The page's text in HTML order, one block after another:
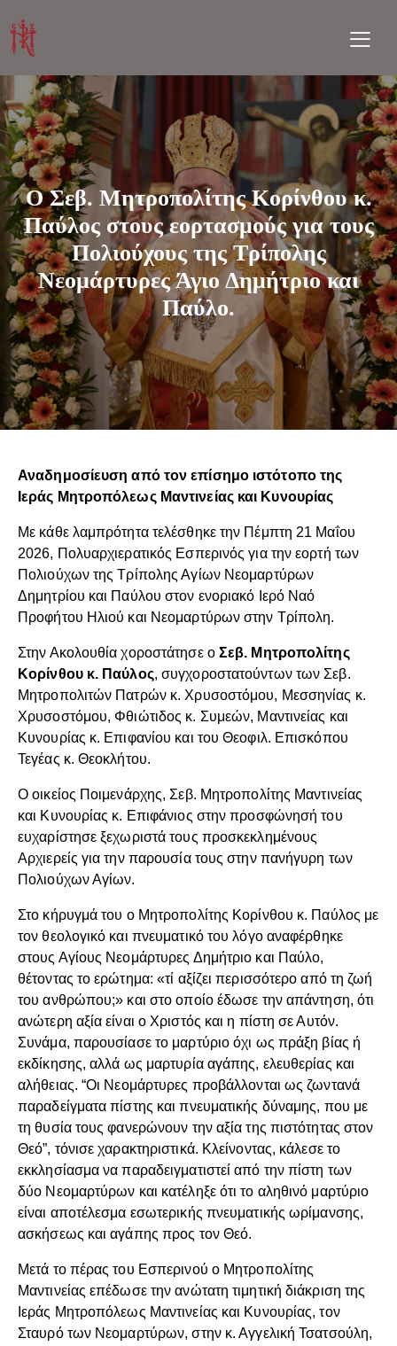
Ο Σεβ. Μητροπολίτης Κορίνθου κ.
Παύλος στους εορτασμούς για τους
Πολιούχους της Τρίπολης
Νεομάρτυρες Άγιο Δημήτριο και
Παύλο.
Αναδημοσίευση από τον επίσημο ιστότοπο της
Ιεράς Μητροπόλεως Μαντινείας και Κυνουρίας
Με κάθε λαμπρότητα τελέσθηκε την Πέμπτη 21 Μαΐου
2026, Πολυαρχιερατικός Εσπερινός για την εορτή των
Πολιούχων της Τρίπολης Αγίων Νεομαρτύρων
Δημητρίου και Παύλου στον ενοριακό Ιερό Ναό
Προφήτου Ηλιού και Νεομαρτύρων στην Τρίπολη.
Στην Ακολουθία χοροστάτησε ο Σεβ. Μητροπολίτης
Κορίνθου κ. Παύλος, συγχοροστατούντων των Σεβ.
Μητροπολιτών Πατρών κ. Χρυσοστόμου, Μεσσηνίας κ.
Χρυσοστόμου, Φθιώτιδος κ. Συμεών, Μαντινείας και
Κυνουρίας κ. Επιφανίου και του Θεοφιλ. Επισκόπου
Τεγέας κ. Θεοκλήτου.
Ο οικείος Ποιμενάρχης, Σεβ. Μητροπολίτης Μαντινείας
και Κυνουρίας κ. Επιφάνιος στην προσφώνησή του
ευχαρίστησε ξεχωριστά τους προσκεκλημένους
Αρχιερείς για την παρουσία τους στην πανήγυρη των
Πολιούχων Αγίων.
Στο κήρυγμά του ο Μητροπολίτης Κορίνθου κ. Παύλος με
τον θεολογικό και πνευματικό του λόγο αναφέρθηκε
στους Αγίους Νεομάρτυρες Δημήτριο και Παύλο,
θέτοντας το ερώτημα: «τί αξίζει περισσότερο από τη ζωή
του ανθρώπου;» και στο οποίο έδωσε την απάντηση, ότι
ανώτερη αξία είναι ο Χριστός και η πίστη σε Αυτόν.
Συνάμα, παρουσίασε το μαρτύριο όχι ως πράξη βίας ή
εκδίκησης, αλλά ως μαρτυρία αγάπης, ελευθερίας και
αλήθειας. “Οι Νεομάρτυρες προβάλλονται ως ζωντανά
παραδείγματα πίστης και πνευματικής δύναμης, που με
τη θυσία τους φανερώνουν την αξία της πιστότητας στον
Θεό”, τόνισε χαρακτηριστικά. Κλείνοντας, κάλεσε το
εκκλησίασμα να παραδειγματιστεί από την πίστη των
δύο Νεομαρτύρων και κατέληξε ότι το αληθινό μαρτύριο
είναι αποτέλεσμα εσωτερικής πνευματικής ωρίμανσης,
ασκήσεως και αγάπης προς τον Θεό.
Μετά το πέρας του Εσπερινού ο Μητροπολίτης
Μαντινείας επέδωσε την ανώτατη τιμητική διάκριση της
Ιεράς Μητροπόλεως Μαντινείας και Κυνουρίας, τον
Σταυρό των Νεομαρτύρων, στην κ. Αγγελική Τσατσούλη,